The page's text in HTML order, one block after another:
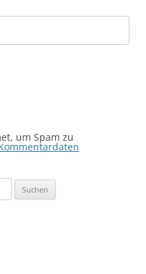
um Spam zu